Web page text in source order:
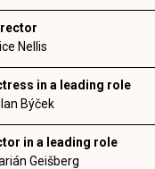
Nellis
in a leading role
Býček
in a leading role
Geišberg